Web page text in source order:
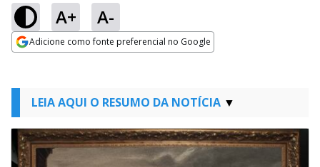
A+ A-
Adicione como fonte preferencial no Google
LEIA AQUI O RESUMO DA NOTÍCIA